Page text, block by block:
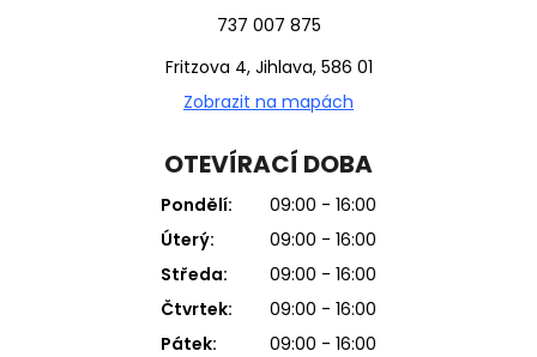
737 007 875
Fritzova 4, Jihlava, 586 01
Zobrazit na mapách
OTEVÍRACÍ DOBA
Pondělí:
09:00 - 16:00
Úterý:
09:00 - 16:00
Středa:
09:00 - 16:00
Čtvrtek:
09:00 - 16:00
Pátek:
09:00 - 16:00